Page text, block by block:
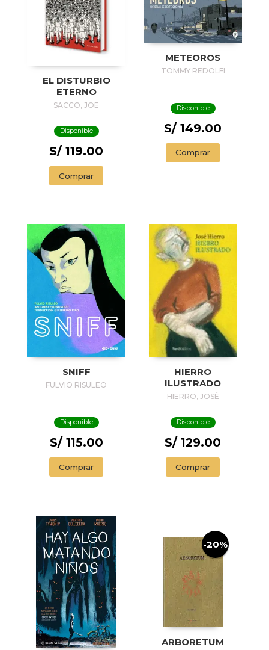
EL DISTURBIO
ETERNO
SACCO, JOE
Disponible
S/ 119.00
Comprar
METEOROS
TOMMY REDOLFI
Disponible
S/ 149.00
Comprar
SNIFF
FULVIO RISULEO
Disponible
S/ 115.00
Comprar
HIERRO
ILUSTRADO
HIERRO, JOSÉ
Disponible
S/ 129.00
Comprar
-20%
ARBORETUM